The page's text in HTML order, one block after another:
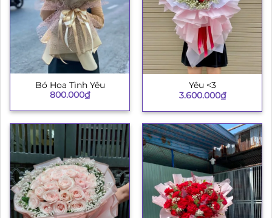
Bó Hoa Tình Yêu
800.000₫
Yêu <3
3.600.000₫